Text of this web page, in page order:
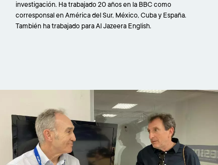
investigación. Ha trabajado 20 años en la BBC como
corresponsal en América del Sur, México, Cuba y España.
También ha trabajado para Al Jazeera English.